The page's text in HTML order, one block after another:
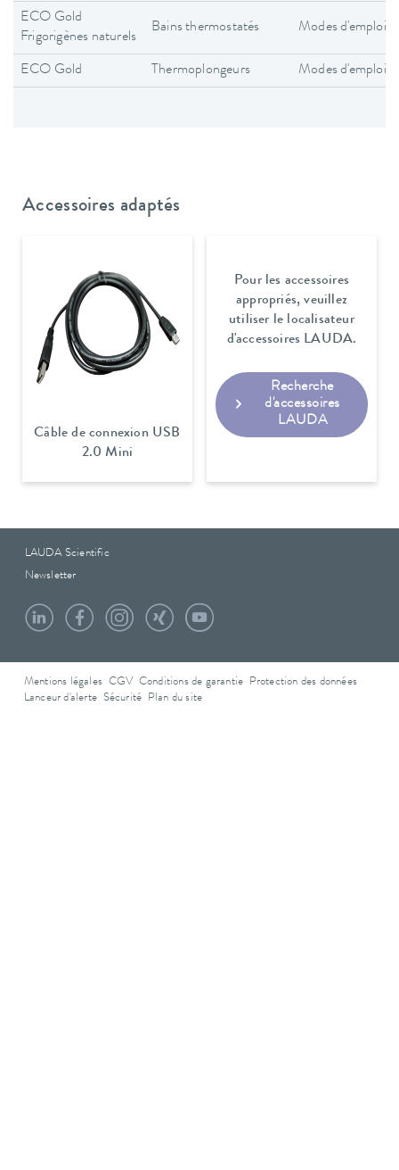
ECO Gold
Frigorigènes naturels
Bains thermostatés Modes d'emploi
ECO Gold Thermoplongeurs Modes d'emploi
Accessoires adaptés
Câble de connexion USB
2.0 Mini
Pour les accessoires
appropriés, veuillez
utiliser le localisateur
d'accessoires LAUDA.
Recherche
d'accessoires
LAUDA
LAUDA Scientific
Newsletter
Mentions légales CGV Conditions de garantie
Protection des données
Lanceur d'alerte Sécurité Plan du site